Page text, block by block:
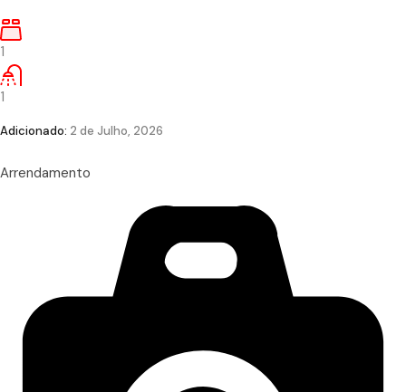
1
1
Adicionado: 2 de Julho, 2026
Arrendamento